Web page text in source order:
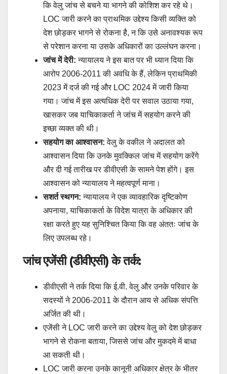
कि वेलु जांच से बचने या भागने की कोशिश कर रहे थे।
LOC जारी करने का प्राथमिक उद्देश्य किसी व्यक्ति को
देश छोड़कर भागने से रोकना है, न कि उसे अनावश्यक रूप
से परेशान करना या उसके अधिकारों का उल्लंघन करना।
जांच में देरी: न्यायालय ने इस बात पर भी ध्यान दिया कि
आरोप 2006-2011 की अवधि के हैं, लेकिन प्राथमिकी
2023 में दर्ज की गई और LOC 2024 में जारी किया
गया। जांच में इस अत्यधिक देरी पर सवाल उठाया गया,
खासकर जब याचिकाकर्ता ने जांच में सहयोग करने की
इच्छा व्यक्त की थी।
सहयोग का आश्वासन: वेलु के वकील ने अदालत को
आश्वासन दिया कि उनके मुवक्किल जांच में सहयोग करेंगे
और दी गई तारीख पर डीवीएसी के सामने पेश होंगे। इस
आश्वासन को न्यायालय ने महत्वपूर्ण माना।
सशर्त स्थगन: न्यायालय ने एक व्यावहारिक दृष्टिकोण
अपनाया, याचिकाकर्ता के विदेश यात्रा के अधिकार की
रक्षा करते हुए यह सुनिश्चित किया कि वह अंततः जांच के
लिए उपलब्ध रहे।
जांच एजेंसी (डीवीएसी) के तर्क:
डीवीएसी ने तर्क दिया कि ई.वी. वेलु और उनके परिवार के
सदस्यों ने 2006-2011 के दौरान आय से अधिक संपत्ति
अर्जित की थी।
एजेंसी ने LOC जारी करने का उद्देश्य वेलु को देश छोड़कर
भागने से रोकना बताया, जिससे जांच और मुकदमे में बाधा
आ सकती थी।
LOC जारी करना उनके कानूनी अधिकार क्षेत्र के भीतर